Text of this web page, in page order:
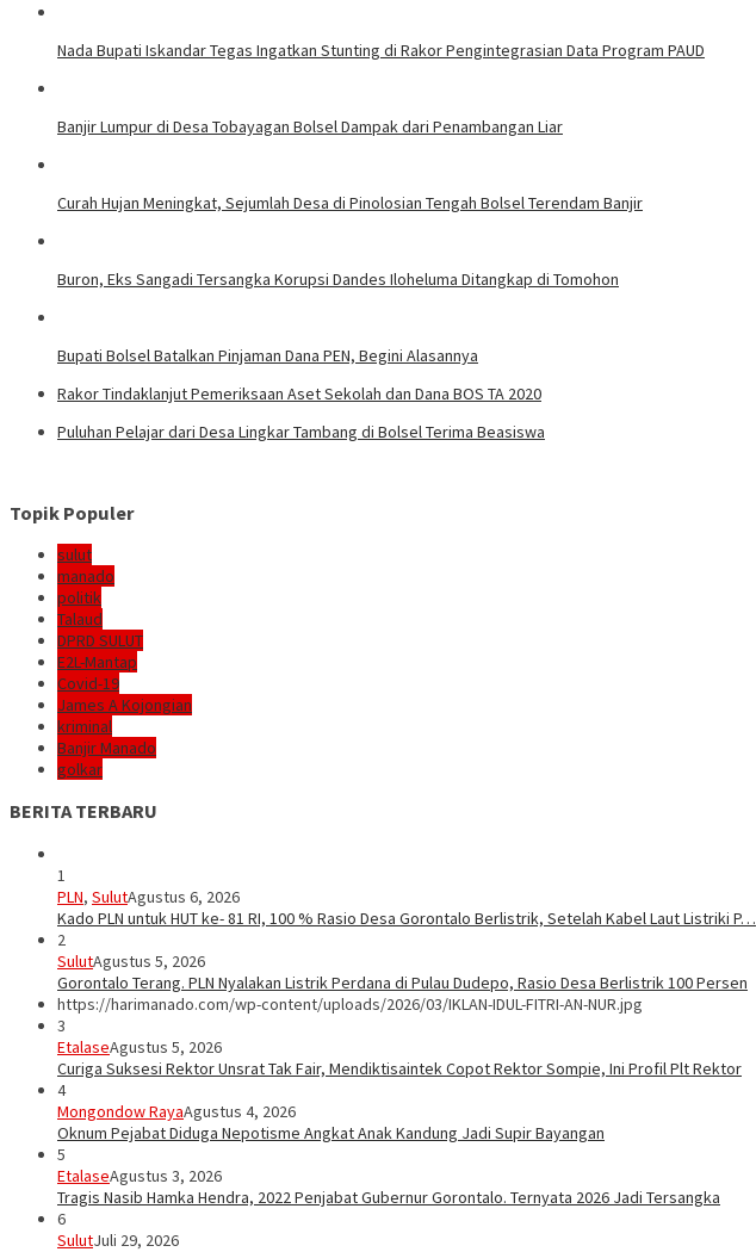
Nada Bupati Iskandar Tegas Ingatkan Stunting di Rakor Pengintegrasian Data Program PAUD
Banjir Lumpur di Desa Tobayagan Bolsel Dampak dari Penambangan Liar
Curah Hujan Meningkat, Sejumlah Desa di Pinolosian Tengah Bolsel Terendam Banjir
Buron, Eks Sangadi Tersangka Korupsi Dandes Iloheluma Ditangkap di Tomohon
Bupati Bolsel Batalkan Pinjaman Dana PEN, Begini Alasannya
Rakor Tindaklanjut Pemeriksaan Aset Sekolah dan Dana BOS TA 2020
Puluhan Pelajar dari Desa Lingkar Tambang di Bolsel Terima Beasiswa
Topik Populer
sulut
manado
politik
Talaud
DPRD SULUT
E2L-Mantap
Covid-19
James A Kojongian
kriminal
Banjir Manado
golkar
BERITA TERBARU
1
PLN, SulutAgustus 6, 2026
Kado PLN untuk HUT ke- 81 RI, 100 % Rasio Desa Gorontalo Berlistrik, Setelah Kabel Laut Listriki P…
2
SulutAgustus 5, 2026
Gorontalo Terang. PLN Nyalakan Listrik Perdana di Pulau Dudepo, Rasio Desa Berlistrik 100 Persen
https://harimanado.com/wp-content/uploads/2026/03/IKLAN-IDUL-FITRI-AN-NUR.jpg
3
EtalaseAgustus 5, 2026
Curiga Suksesi Rektor Unsrat Tak Fair, Mendiktisaintek Copot Rektor Sompie, Ini Profil Plt Rektor
4
Mongondow RayaAgustus 4, 2026
Oknum Pejabat Diduga Nepotisme Angkat Anak Kandung Jadi Supir Bayangan
5
EtalaseAgustus 3, 2026
Tragis Nasib Hamka Hendra, 2022 Penjabat Gubernur Gorontalo. Ternyata 2026 Jadi Tersangka
6
SulutJuli 29, 2026